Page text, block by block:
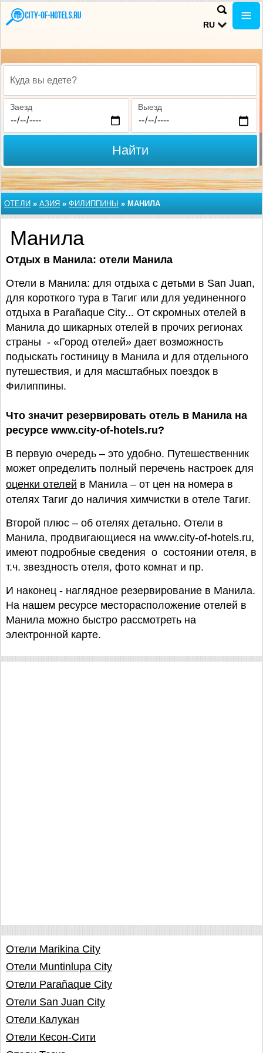
RU
Куда вы едете?
Заезд Выезд
Найти
ОТЕЛИ » АЗИЯ » ФИЛИППИНЫ » МАНИЛА
Манила
Отдых в Манила: отели Манила
Отели в Манила: для отдыха с детьми в San Juan,
для короткого тура в Тагиг или для уединенного
отдыха в Parañaque City... От скромных отелей в
Манила до шикарных отелей в прочих регионах
страны - «Город отелей» дает возможность
подыскать гостиницу в Манила и для отдельного
путешествия, и для масштабных поездок в
Филиппины.
Что значит резервировать отель в Манила на
ресурсе www.city-of-hotels.ru?
В первую очередь – это удобно. Путешественник
может определить полный перечень настроек для
оценки отелей в Манила – от цен на номера в
отелях Тагиг до наличия химчистки в отеле Тагиг.
Второй плюс – об отелях детально. Отели в
Манила, продвигающиеся на www.city-of-hotels.ru,
имеют подробные сведения о состоянии отеля, в
т.ч. звездность отеля, фото комнат и пр.
И наконец - наглядное резервирование в Манила.
На нашем ресурсе месторасположение отелей в
Манила можно быстро рассмотреть на
электронной карте.
Отели Marikina City
Отели Muntinlupa City
Отели Parañaque City
Отели San Juan City
Отели Калукан
Отели Кесон-Сити